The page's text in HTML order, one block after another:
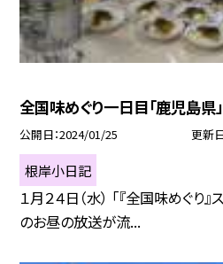
全国味めぐり一日目「鹿児島県」
公開日 2024/01/25 更新
根岸小日記
１月２４日（水） 「『全国味めぐり
のお昼の放送が流...